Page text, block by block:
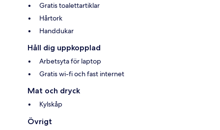
Gratis toalettartiklar
Hårtork
Handdukar
Håll dig uppkopplad
Arbetsyta för laptop
Gratis wi-fi och fast internet
Mat och dryck
Kylskåp
Övrigt